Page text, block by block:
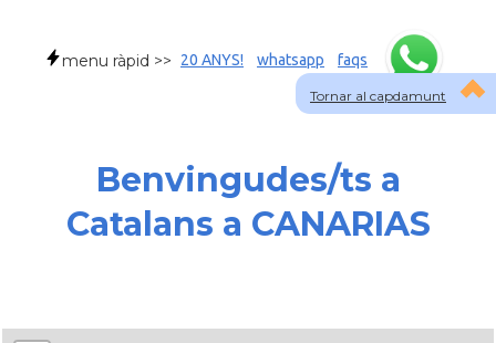
Tornar al capdamunt
menu ràpid >> 20 ANYS! whatsapp faqs
Benvingudes/ts a
Catalans a CANARIAS